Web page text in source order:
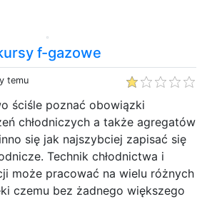
f-gazowe
temu
ściśle poznać obowiązki
chłodniczych a także agregatów
się jak najszybciej zapisać się
Technik chłodnictwa i
może pracować na wielu różnych
czemu bez żadnego większego